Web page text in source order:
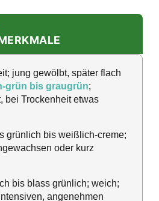
jung gewölbt, später flach
grün bis graugrün;
bei Trockenheit etwas
grünlich bis weißlich-creme;
oder kurz
bis blass grünlich; weich;
angenehmen